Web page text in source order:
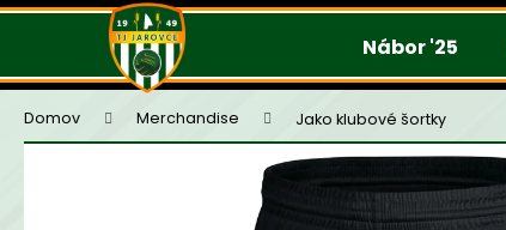
Prejsť
Nábor '25
Domov Merchandise Jako klubové šortky
K
š